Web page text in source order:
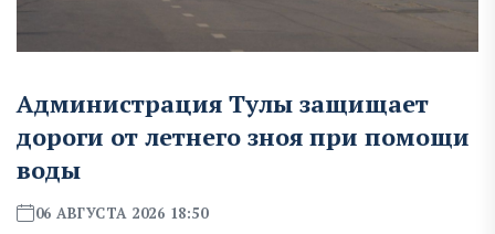
Администрация Тулы защищает
дороги от летнего зноя при помощи
воды
06 АВГУСТА 2026 18:50